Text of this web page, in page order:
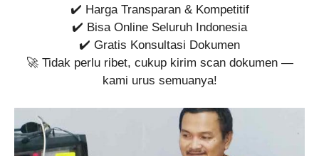
✔️ Harga Transparan & Kompetitif
✔️ Bisa Online Seluruh Indonesia
✔️ Gratis Konsultasi Dokumen
🚀 Tidak perlu ribet, cukup kirim scan dokumen —
kami urus semuanya!